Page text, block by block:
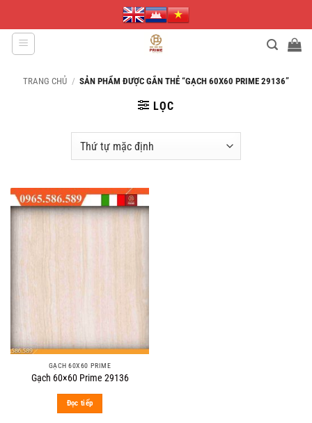
TRANG CHỦ / SẢN PHẨM ĐƯỢC GẮN THẺ “GẠCH 60X60 PRIME 29136”
LỌC
GẠCH 60X60 PRIME
Gạch 60×60 Prime 29136
Đọc tiếp